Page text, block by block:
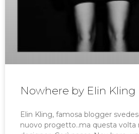
Nowhere by Elin Kling
Elin Kling, famosa blogger
nuovo progetto..ma questa volta